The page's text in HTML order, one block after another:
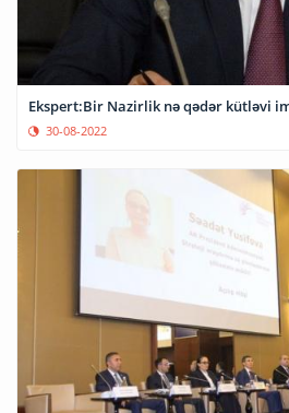
Ekspert:Bir Nazirlik nə qədər kütləvi
30-08-2022